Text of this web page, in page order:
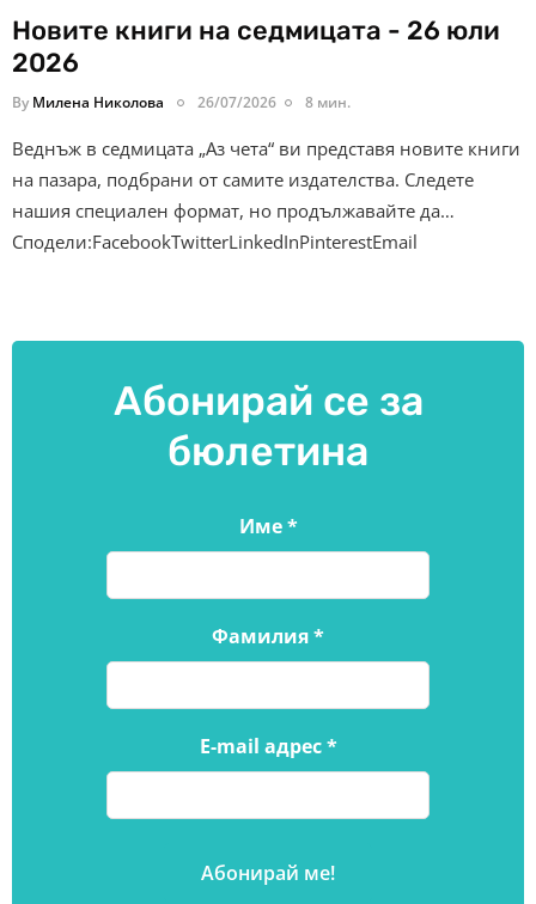
Новите книги на седмицата - 26 юли
2026
By Милена Николова 26/07/2026 8 мин.
Веднъж в седмицата „Аз чета“ ви представя новите книги
на пазара, подбрани от самите издателства. Следете
нашия специален формат, но продължавайте да…
Сподели:FacebookTwitterLinkedInPinterestEmail
Абонирай се за
бюлетина
Име*
Фамилия*
E-mail адрес*